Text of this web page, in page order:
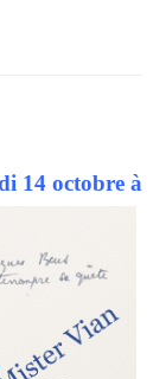
14 octobre à